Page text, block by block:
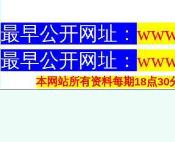
最早公开网址：
最早公开网址：
本网站所有资料每期18点